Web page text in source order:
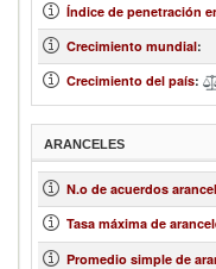
Índice de penetración
Crecimiento mundial:
Crecimiento del país:
ARANCELES
N.o de acuerdos
Tasa máxima de
Promedio simple de